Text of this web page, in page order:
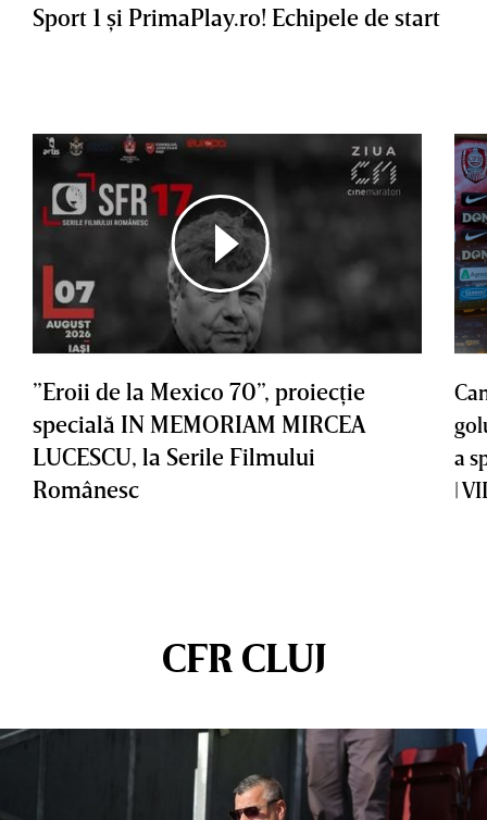
Sport 1 şi PrimaPlay.ro! Echipele de start
”Eroii de la Mexico 70”, proiecţie
specială IN MEMORIAM MIRCEA
LUCESCU, la Serile Filmului
Românesc
a
|
CFR CLUJ